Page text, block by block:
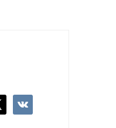
vkontakte